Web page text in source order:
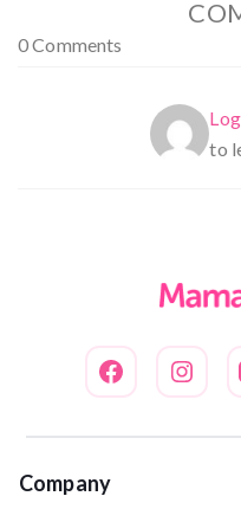
0 Comments
to
Company